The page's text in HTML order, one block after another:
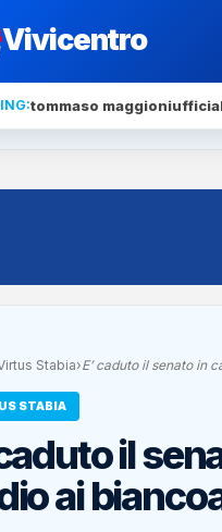
Vivicentro
tommaso maggioni
Stabia›E’ caduto il senato in
STABIA
il
ai